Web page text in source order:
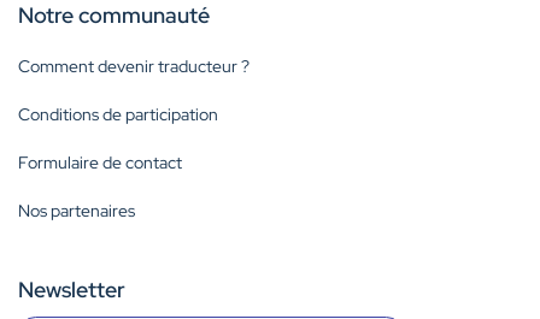
Notre communauté
Comment devenir traducteur ?
Conditions de participation
Formulaire de contact
Nos partenaires
Newsletter